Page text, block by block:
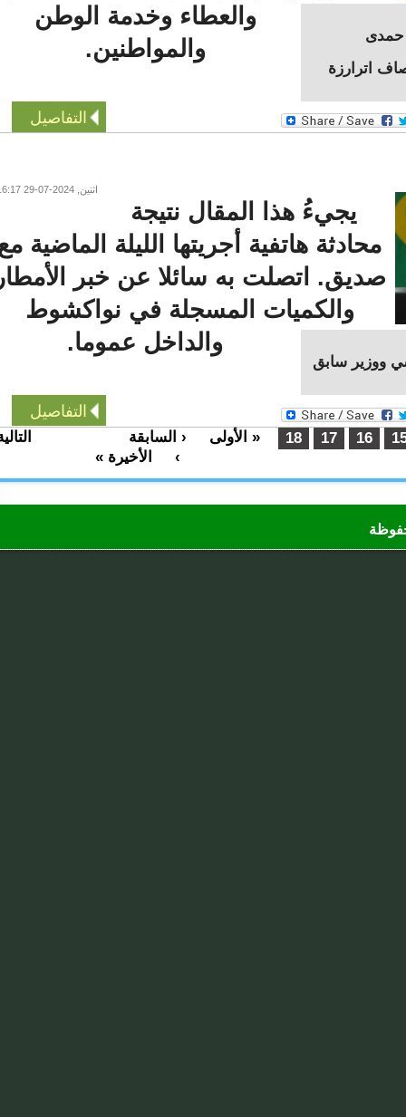
اترارزة
والعطاء وخدمة الوطن
والمواطنين.
التفاصيل
اثنين, 2024-07-29 16:17
سابق
يجيءُ هذا المقال نتيجة
محادثة هاتفية أجريتها الليلة الماضية مع
صديق. اتصلت به سائلا عن خبر الأمطار
والكميات المسجلة في نواكشوط
والداخل عموما.
التفاصيل
« الأولى ‹ السابقة
التالية
الأخيرة »